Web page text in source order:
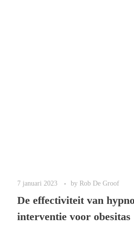
7 januari 2023 by Rob De Groof
De effectiviteit van
interventie voor obesitas